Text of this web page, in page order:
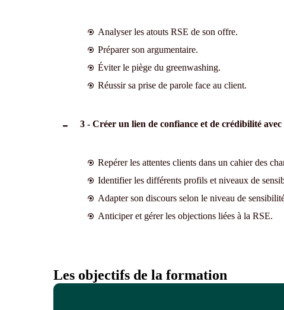
Analyser les atouts RSE de son offre.
Préparer son argumentaire.
Éviter le piège du greenwashing.
Réussir sa prise de parole face au client.
3 - Créer un lien de confiance et de crédibilité avec
Repérer les attentes clients dans un cahier des
Identifier les différents profils et niveaux de
Adapter son discours selon le niveau de
Anticiper et gérer les objections liées à la RSE.
Les objectifs de la formation